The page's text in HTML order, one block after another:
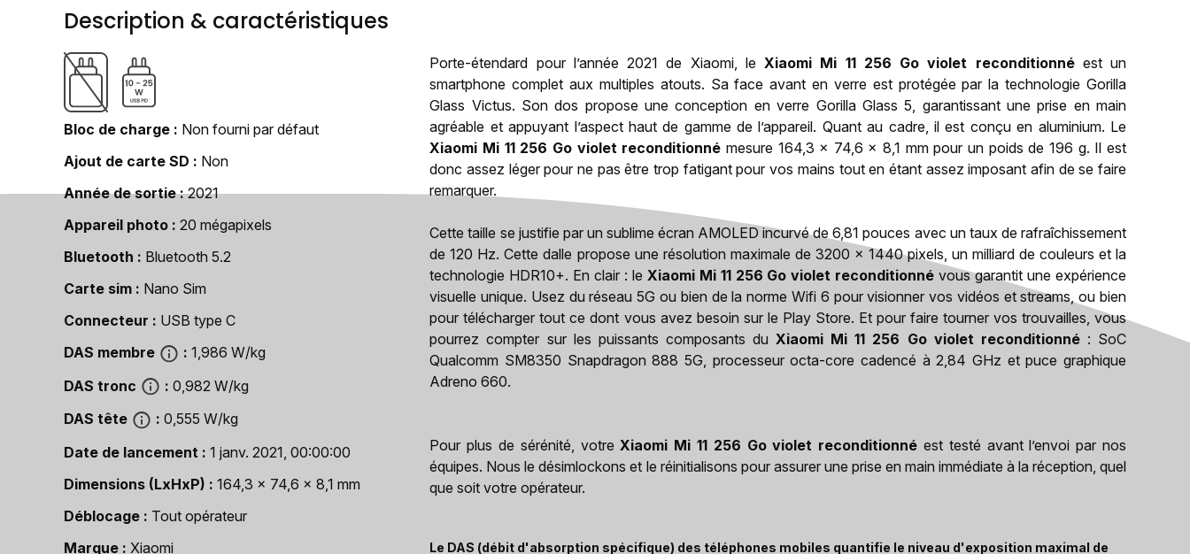
Description & caractéristiques
Bloc de charge
Non fourni par défaut
Ajout de carte SD
Non
Année de sortie
2021
Appareil photo
20 mégapixels
Bluetooth
Bluetooth 5.2
Carte sim
Nano Sim
Connecteur
USB type C
DAS membre
1,986 W/kg
DAS tronc
0,982 W/kg
DAS tête
0,555 W/kg
Date de lancement
1 janv. 2021, 00:00:00
Dimensions (LxHxP)
164,3 x 74,6 x 8,1 mm
Déblocage
Tout opérateur
Marque
Xiaomi
Porte-étendard pour l’année 2021 de Xiaomi, leXiaomi Mi 11 256 Go violet reconditionnéest un
smartphone complet aux multiples atouts. Sa face avant en verre est protégée par la technologie Gorilla
Glass Victus. Son dos propose une conception en verre Gorilla Glass 5, garantissant une prise en main
agréable et appuyant l’aspect haut de gamme de l’appareil. Quant au cadre, il est conçu en aluminium. Le
Xiaomi Mi 11 256 Go violet reconditionné mesure 164,3 x 74,6 x 8,1 mm pour un poids de 196 g. Il est
donc assez léger pour ne pas être trop fatigant pour vos mains tout en étant assez imposant afin de se faire
remarquer.
Cette taille se justifie par un sublime écran AMOLED incurvé de 6,81 pouces avec un taux de rafraîchissement
de 120 Hz. Cette dalle propose une résolution maximale de 3200 x 1440 pixels, un milliard de couleurs et la
technologie HDR10+. En clair : le Xiaomi Mi 11 256 Go violet reconditionné vous garantit une expérience
visuelle unique. Usez du réseau 5G ou bien de la norme Wifi 6 pour visionner vos vidéos et streams, ou bien
pour télécharger tout ce dont vous avez besoin sur le Play Store. Et pour faire tourner vos trouvailles, vous
pourrez compter sur les puissants composants duXiaomi Mi 11 256 Go violet reconditionné: SoC
Qualcomm SM8350 Snapdragon 888 5G, processeur octa-core cadencé à 2,84 GHz et puce graphique
Adreno 660.
Pour plus de sérénité, votreXiaomi Mi 11 256 Go violet reconditionné est testé avant l’envoi par nos
équipes. Nous le désimlockons et le réinitialisons pour assurer une prise en main immédiate à la réception, quel
que soit votre opérateur.
Le DAS (débit d'absorption spécifique) des téléphones mobiles quantifie le niveau d'exposition maximal de